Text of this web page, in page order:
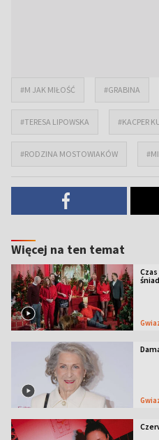
#M JAK MIŁOŚĆ #GRABINA
#TERESA LIPOWSKA #KACPER
#RODZINA MOSTOWIAKÓW
Więcej na ten temat